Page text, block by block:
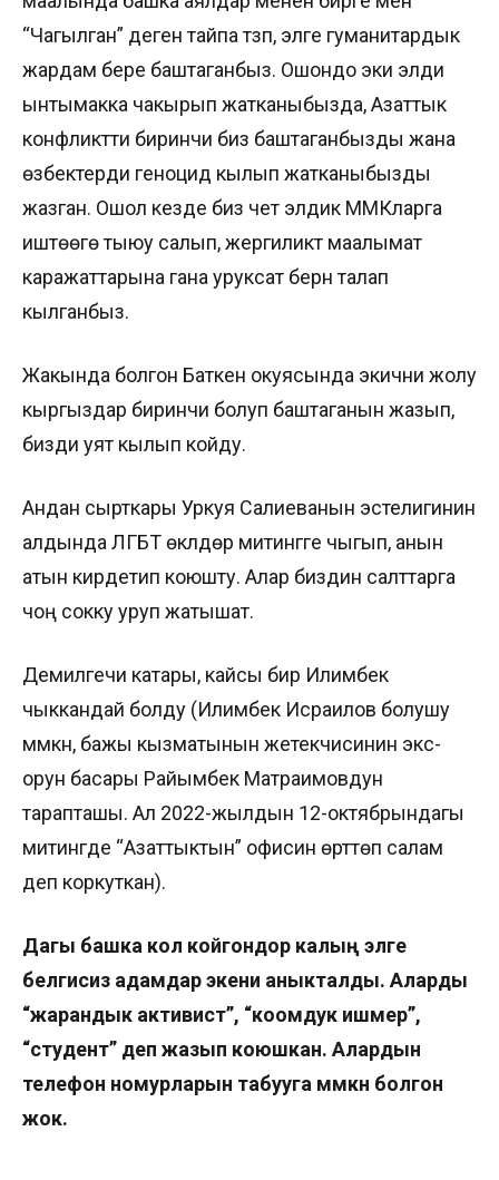
“Чагылган” деген тайпа түзүп, элге гуманитардык
жардам бере баштаганбыз. Ошондо эки элди
ынтымакка чакырып жатканыбызда, Азаттык
конфликтти биринчи биз баштаганбызды жана
өзбектерди геноцид кылып жатканыбызды
жазган. Ошол кезде биз чет элдик ММКларга
иштөөгө тыюу салып, жергиликтүү маалымат
каражаттарына гана уруксат берүүнү талап
кылганбыз.
Жакында болгон Баткен окуясында экични жолу
кыргыздар биринчи болуп баштаганын жазып,
бизди уят кылып койду.
Андан сырткары Уркуя Салиеванын эстелигинин
алдында ЛГБТ өкүлдөрү митингге чыгып, анын
атын кирдетип коюшту. Алар биздин салттарга
чоң сокку уруп жатышат.
Демилгечи катары, кайсы бир Илимбек
чыккандай болду (Илимбек Исраилов болушу
мүмкүн, бажы кызматынын жетекчисинин экс-
орун басары Райымбек Матраимовдун
тарапташы. Ал 2022-жылдын 12-октябрындагы
митингде “Азаттыктын” офисин өрттөп салам
деп коркуткан).
Дагы башка кол койгондор калың элге
белгисиз адамдар экени аныкталды. Аларды
“жарандык активист”, “коомдук ишмер”,
“студент” деп жазып коюшкан. Алардын
телефон номурларын табууга мүмкүн болгон
жок.